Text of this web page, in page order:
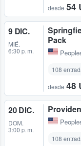
desde 54
9 DIC.
MIÉ.
6:30 p. m.
Pack
108
desde 48
20 DIC.
DOM.
3:00 p. m.
108